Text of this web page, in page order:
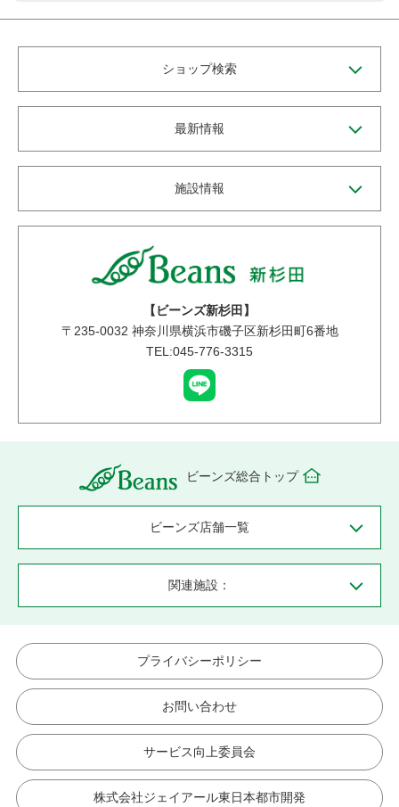
ショップ検索
最新情報
施設情報
【ビーンズ新杉田】
〒 235-0032 神奈川県横浜市磯子区新杉田町6番地
TEL:045-776-3315
ビーンズ総合トップ
ビーンズ店舗一覧
関連施設：
プライバシーポリシー
お問い合わせ
サービス向上委員会
株式会社ジェイアール東日本都市開発